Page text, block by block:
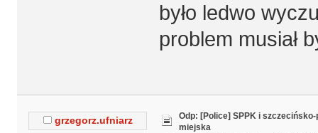
było ledwo
problem musiał
grzegorz.ufniarz
Odp: [Police] SPPK i
miejska